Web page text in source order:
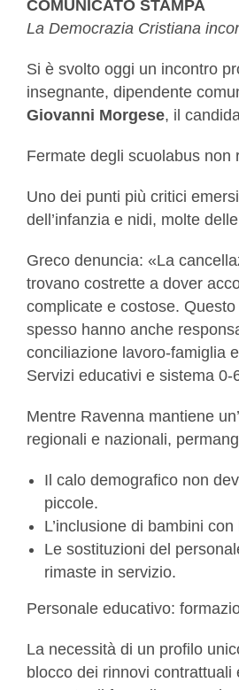
COMUNICATO STAMPA
La Democrazia Cristiana
Si è svolto oggi un incontro
insegnante, dipendente
Giovanni Morgese, il
Fermate degli scuolabus
Uno dei punti più critici
dell’infanzia e nidi, molte
Greco denuncia: «La
trovano costrette a dover
complicate e costose.
spesso hanno anche
conciliazione lavoro-famiglia
Servizi educativi e sistema
Mentre Ravenna mantiene
regionali e nazionali,
Il calo demografico non
piccole.
L’inclusione di bambini
Le sostituzioni del
rimaste in servizio.
Personale educativo:
La necessità di un profilo
blocco dei rinnovi